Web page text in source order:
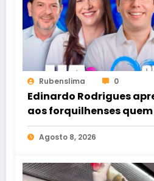
Rubenslima 0
Edinardo Rodrigues
aos forquilhenses quem
candidatos
Agosto 8, 2026